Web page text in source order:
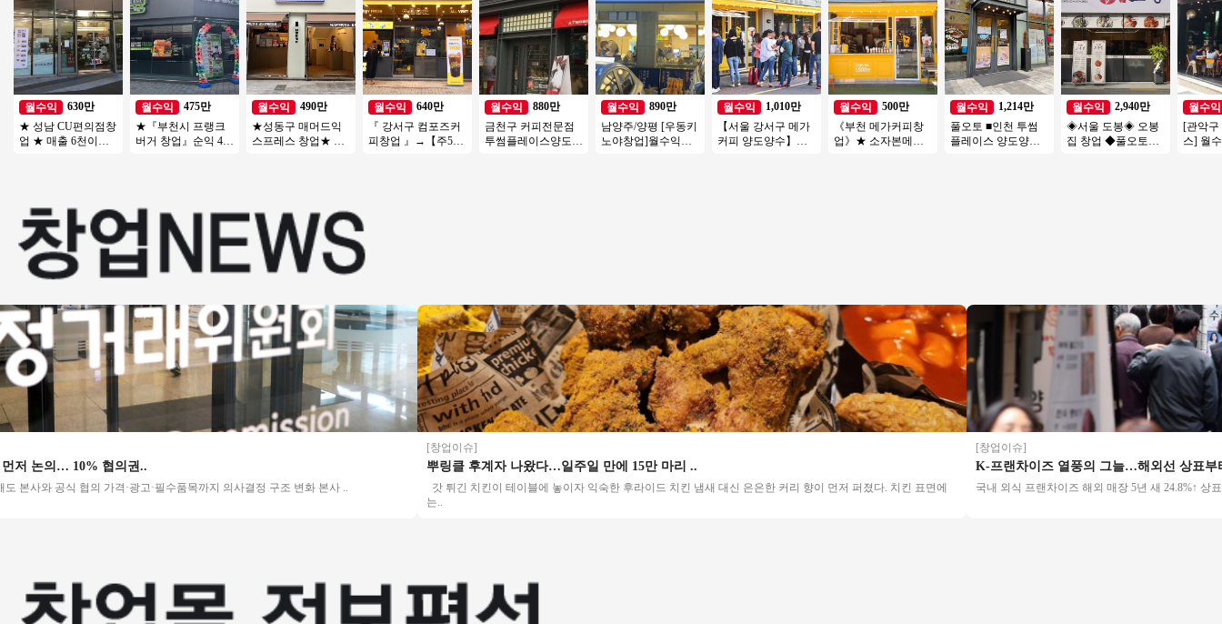
월수익
630만
★ 성남 CU편의점창
업 ★ 매출 6천이상
월수익
475만
★『부천시 프랭크
버거 창업』순익 475
월수익
490만
★성동구 매머드익
스프레스 창업★ 성
월수익
640만
『 강서구 컴포즈커
피창업 』→【주5일
월수익
880만
금천구 커피전문점
투썸플레이스양도양
월수익
890만
남양주/양평 [우동키
노야창업]월수익
월수익
1,010만
【서울 강서구 메가
커피 양도양수】배
월수익
500만
《부천 메가커피창
업》★ 소자본메가
월수익
1,214만
풀오토 ■인천 투썸
플레이스 양도양수■
월수익
2,940만
◈서울 도봉◈ 오봉
집 창업 ◆풀오토매
월수익
[관악구
스] 월
의… 10% 협의권..
공식 협의 가격·광고·필수품목까지 의사결정 구조 변화 본사 ..
[창업이슈]
뿌링클 후계자 나왔다…일주일 만에 15만 마리 ..
갓 튀긴 치킨이 테이블에 놓이자 익숙한 후라이드 치킨 냄새 대신 은은한 커리 향이 먼저 퍼졌다. 치킨 표면에
[창업이슈]
K-프랜차이즈 열풍의 그늘…해외선 상표부터 빼앗
국내 외식 프랜차이즈 해외 매장 5년 새 24.8%↑ 상표 무단